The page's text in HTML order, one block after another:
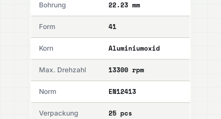
Bohrung 22.23 mm
Form 41
Korn Aluminiumoxid
Max. Drehzahl 13300 rpm
Norm EN12413
Verpackung 25 pcs